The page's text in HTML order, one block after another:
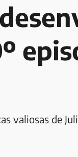
valiosas de